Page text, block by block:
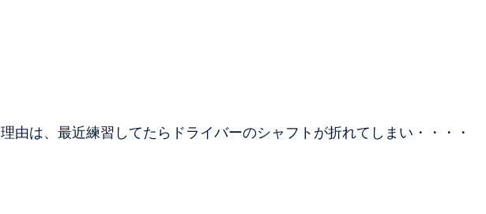
理由は、最近練習してたらドライバーのシャフトが折れてしまい・・・・